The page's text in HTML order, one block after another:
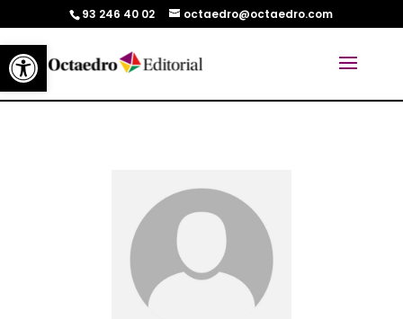
Abrir barra de herramientas
93 246 40 02 octaedro@octaedro.com